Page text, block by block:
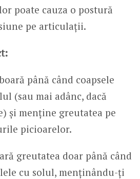
poate cauza o postură
pe articulații.
până când coapsele
(sau mai adânc, dacă
și menține greutatea pe
picioarelor.
greutatea doar până când
cu solul, menținându-ți